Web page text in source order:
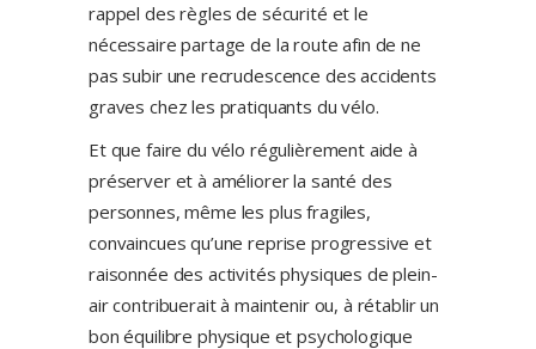
rappel des règles de sécurité et le
nécessaire partage de la route afin de ne
pas subir une recrudescence des accidents
graves chez les pratiquants du vélo.
Et que faire du vélo régulièrement aide à
préserver et à améliorer la santé des
personnes, même les plus fragiles,
convaincues qu’une reprise progressive et
raisonnée des activités physiques de plein-
air contribuerait à maintenir ou, à rétablir un
bon équilibre physique et psychologique